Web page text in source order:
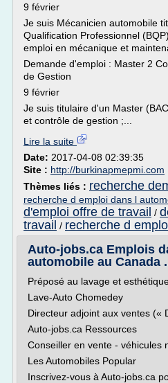
9 février
Je suis Mécanicien automobile
Qualification Professionnel
emploi en mécanique et
Demande d'emploi : Master 2
de Gestion
9 février
Je suis titulaire d'un Master
et contrôle de gestion ;...
Lire la suite
Date: 2017-04-08 02:39:35
Site : http://burkinapmepmi.com
Thèmes liés : recherche
recherche d emploi dans l
d'emploi offre de travail /
travail / recherche d
Auto-jobs.ca Emplois
automobile au Canada
Préposé au lavage et
Lave-Auto Chomedey
Directeur adjoint aux ventes («
Auto-jobs.ca Ressources
Conseiller en vente - véhicules
Les Automobiles Popular
Inscrivez-vous à Auto-jobs.ca